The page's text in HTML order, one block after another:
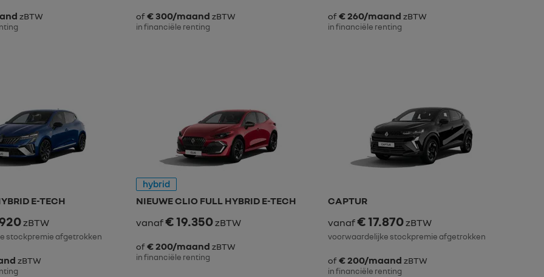
zBTW of€ 300/maand zBTW
in financiële renting
of€ 260/maand zBTW
in financiële renting
E-TECH
zBTW
stockpremie afgetrokken
zBTW
hybrid
NIEUWE CLIO FULL HYBRID E-TECH
vanaf€ 19.350zBTW
of€ 200/maand zBTW
in financiële renting
CAPTUR
vanaf€ 17.870zBTW
voorwaardelijke stockpremie afgetrokken
of€ 200/maand zBTW
in financiële renting